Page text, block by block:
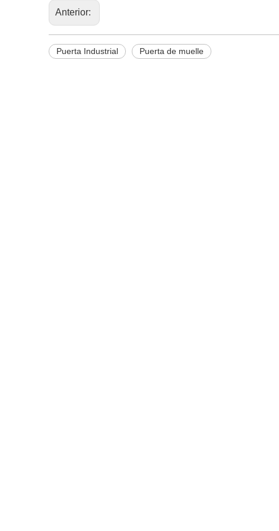
Anterior:
Puerta Industrial Puerta de muelle